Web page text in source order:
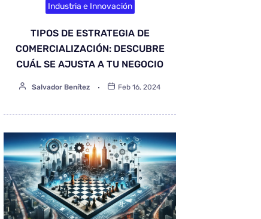
Industria e Innovación
TIPOS DE ESTRATEGIA DE
COMERCIALIZACIÓN: DESCUBRE
CUÁL SE AJUSTA A TU NEGOCIO
Salvador Benítez Feb 16, 2024